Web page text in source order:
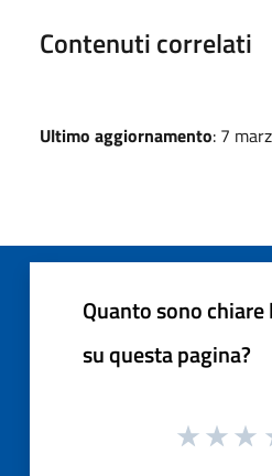
Contenuti correlati
Ultimo aggiornamento: 7
Quanto sono
su questa pagina?